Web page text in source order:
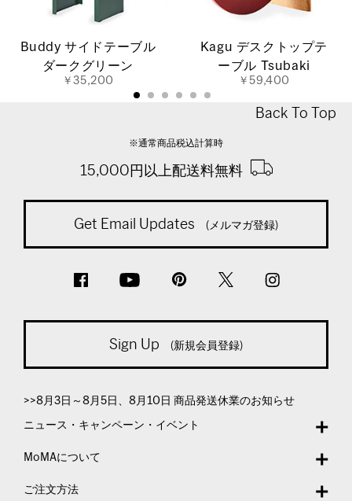
Buddy サイドテーブル
ダークグリーン
￥35,200
Kagu デスクトップテ
ーブル Tsubaki
￥59,400
Back To Top
※通常商品税込計算時
15,000円以上配送料無料
Get Email Updates (メルマガ登録)
Sign Up (新規会員登録)
>>8月3日～8月5日、8月10日 商品発送休業のお知らせ
ニュース・キャンペーン・イベント
MoMAについて
ご注文方法